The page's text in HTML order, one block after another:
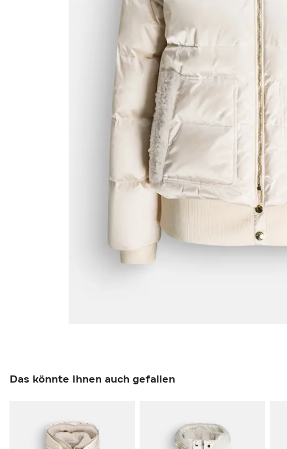
Das könnte Ihnen auch gefallen